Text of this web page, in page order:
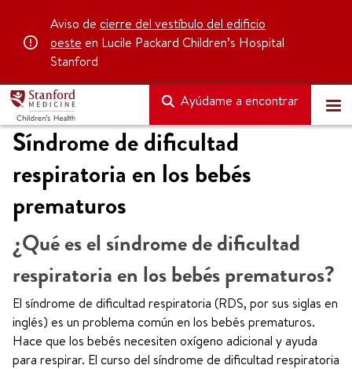
Aviso de cierre del vestíbulo del edificio
oeste en Lucile Packard Children’s Hospital
Stanford
Ayúdame a encontrar
Síndrome de dificultad
respiratoria en los bebés
prematuros
¿Qué es el síndrome de dificultad
respiratoria en los bebés prematuros?
El síndrome de dificultad respiratoria (RDS, por sus siglas en
inglés) es un problema común en los bebés prematuros.
Hace que los bebés necesiten oxígeno adicional y ayuda
para respirar. El curso del síndrome de dificultad respiratoria